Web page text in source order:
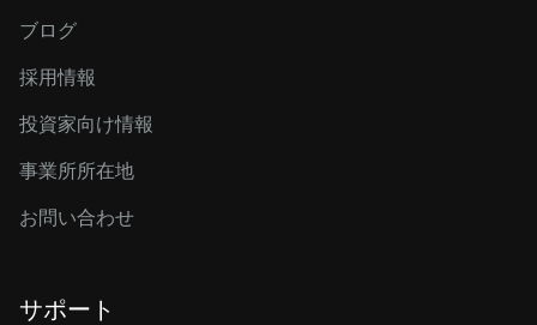
ブログ
採用情報
投資家向け情報
事業所所在地
お問い合わせ
サポート